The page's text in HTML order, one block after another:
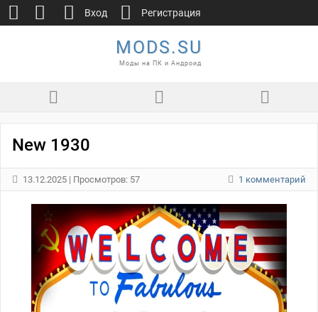
MODS.SU
Моды на ПК и Андроид
New 1930
13.12.2025 | Просмотров: 57 1 комментарий
Вход Регистрация